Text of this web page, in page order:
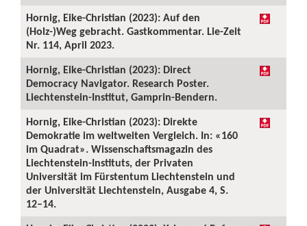
Hornig, Eike-Christian (2023): Auf den
(Holz-)Weg gebracht. Gastkommentar. Lie-Zeit
Nr. 114, April 2023.
Hornig, Eike-Christian (2023): Direct
Democracy Navigator. Research Poster.
Liechtenstein-Institut, Gamprin-Bendern.
Hornig, Eike-Christian (2023): Direkte
Demokratie im weltweiten Vergleich. In: «160
im Quadrat». Wissenschaftsmagazin des
Liechtenstein-Instituts, der Privaten
Universität im Fürstentum Liechtenstein und
der Universität Liechtenstein, Ausgabe 4, S.
12–14.